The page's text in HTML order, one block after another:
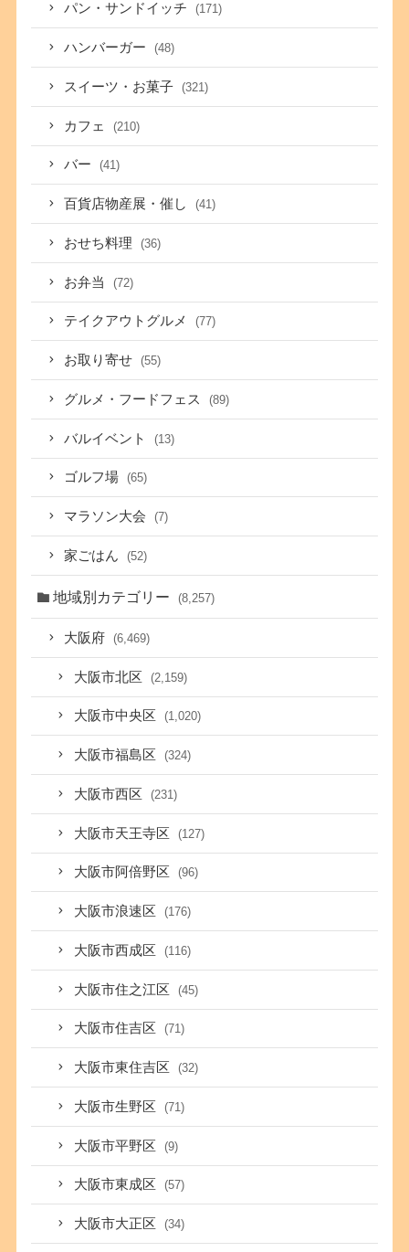
パン・サンドイッチ (171)
ハンバーガー (48)
スイーツ・お菓子 (321)
カフェ (210)
バー (41)
百貨店物産展・催し (41)
おせち料理 (36)
お弁当 (72)
テイクアウトグルメ (77)
お取り寄せ (55)
グルメ・フードフェス (89)
バルイベント (13)
ゴルフ場 (65)
マラソン大会 (7)
家ごはん (52)
地域別カテゴリー (8,257)
大阪府 (6,469)
大阪市北区 (2,159)
大阪市中央区 (1,020)
大阪市福島区 (324)
大阪市西区 (231)
大阪市天王寺区 (127)
大阪市阿倍野区 (96)
大阪市浪速区 (176)
大阪市西成区 (116)
大阪市住之江区 (45)
大阪市住吉区 (71)
大阪市東住吉区 (32)
大阪市生野区 (71)
大阪市平野区 (9)
大阪市東成区 (57)
大阪市大正区 (34)